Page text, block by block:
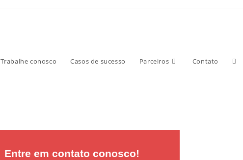
Trabalhe conosco Casos de sucesso Parceiros Contato
Entre em contato conosco!